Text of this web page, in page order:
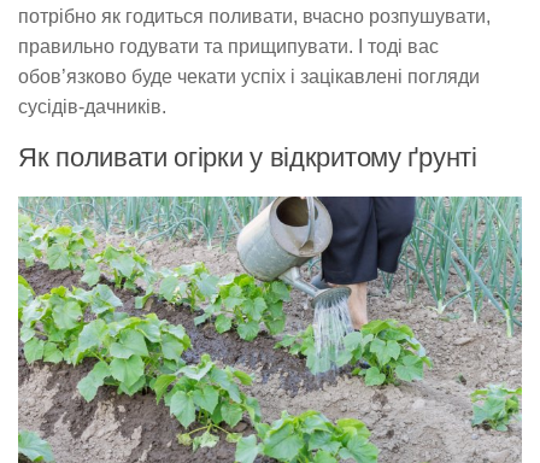
потрібно як годиться поливати, вчасно розпушувати,
правильно годувати та прищипувати. І тоді вас
обов’язково буде чекати успіх і зацікавлені погляди
сусідів-дачників.
Як поливати огірки у відкритому ґрунті